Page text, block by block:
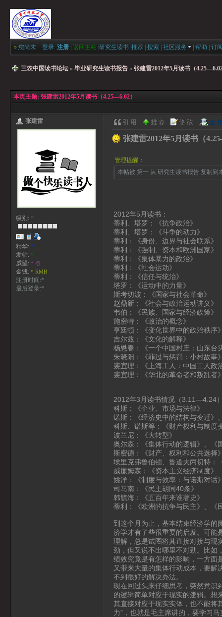
» 您尚未 登录 注册 返回主站 研究生读书 推荐 搜索 社区服务 帮助 订
三农中国读书论坛 » 毕业研究生读书报告 » 张建雷2012年5月读书（
本页主题: 张建雷2012年5月读书（4.25—6.02）
张建雷
级别: *
精华: *
发帖: *
威望: * 点
金钱: * RMB
注册时间:*
最后登录:*
张建雷2012年5月读书（
管理提醒：
本帖被 第一 从 研究生读书报告 复制到
2012年5月读书：
蒂利、塔罗：《抗争政治》
蒂利、塔罗：《斗争的动力》
蒂利：《身份、边界与社会联系》
蒂利：《强制、资本和欧洲国家》
蒂利：《集体暴力的政治》
蒂利：《社会运动》
蒂利：《信任与统治》
塔罗：《运动中的力量》
斯考切波：《国家与社会革命》
赵鼎新：《社会与政治运动讲义》
韦伯：《民族、国家与经济政策》
施密特：《政治的概念》
亨廷顿：《变化世界中的政治秩序
吉尔兹：《文化的解释》
杨懋春：《一个中国村庄：山东台
朱晓阳：《罪过与惩罚：小村故事
裴宜理：《上海工人：中国工人政
裴宜理：《华北的革命者和叛乱者
2012年3月读书情况（3.11—4.24
科斯：《企业、市场与法律》
诺斯：《经济史中的结构与变迁》
科斯、诺斯等：《财产权利与制度
波兰尼：《大转型》
奥尔森：《集体行动的逻辑》、《
斯密德：《财产、权利和公共选择
埃里克弗鲁伯顿、鲁道夫丙切特
威廉姆森：《资本主义经济制度》
姚洋：《制度与效率：与诺斯对话
司马南：《民主胡同40条》
韩毓海：《五百年来谁著史》
蒂利：《欧洲的抗争与民主》、《
到这个月为止，基本结束经济学的
济学才有了些很重要的启发。可能
理解，总是试图将其直接对接与现
劲，但又说不出哪里不对劲。比如
绩效究竟是有怎样的影响，一方面
又带来大量的集体行动成本，要解
不到很好的解决办法。
现在回过头来仔细思考，突然意识
的逻辑简单对应于现实的逻辑。想
其直接对应于现实实体，也不能将
力”，也就是毛主席讲的，要学习